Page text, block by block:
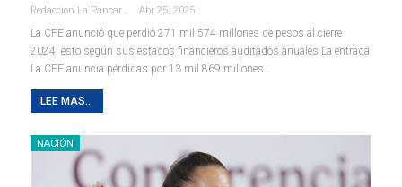
Redaccion La Pancarta De Quintana Roo Abr 25, 2025
La CFE anunció que perdió 271 mil 574 millones de pesos al cierre
2024, esto según sus estados financieros auditados anuales La entrada
La CFE anuncia pérdidas por 13 mil 869 millones…
LEE MAS...
NACIÓN